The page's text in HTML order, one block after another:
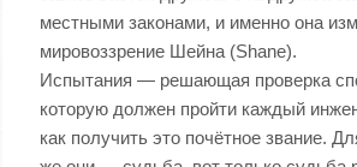
местными законами, и именно она
мировоззрение Шейна (Shane).
Испытания — решающая проверка
которую должен пройти каждый
как получить это почётное звание.